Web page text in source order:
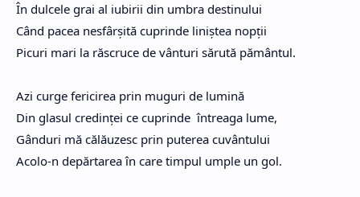
În dulcele grai al iubirii din umbra destinului
Când pacea nesfârșită cuprinde liniștea nopții
Picuri mari la răscruce de vânturi sărută pământul.
Azi curge fericirea prin muguri de lumină
Din glasul credinței ce cuprinde întreaga lume,
Gânduri mă călăuzesc prin puterea cuvântului
Acolo-n depărtarea în care timpul umple un gol.